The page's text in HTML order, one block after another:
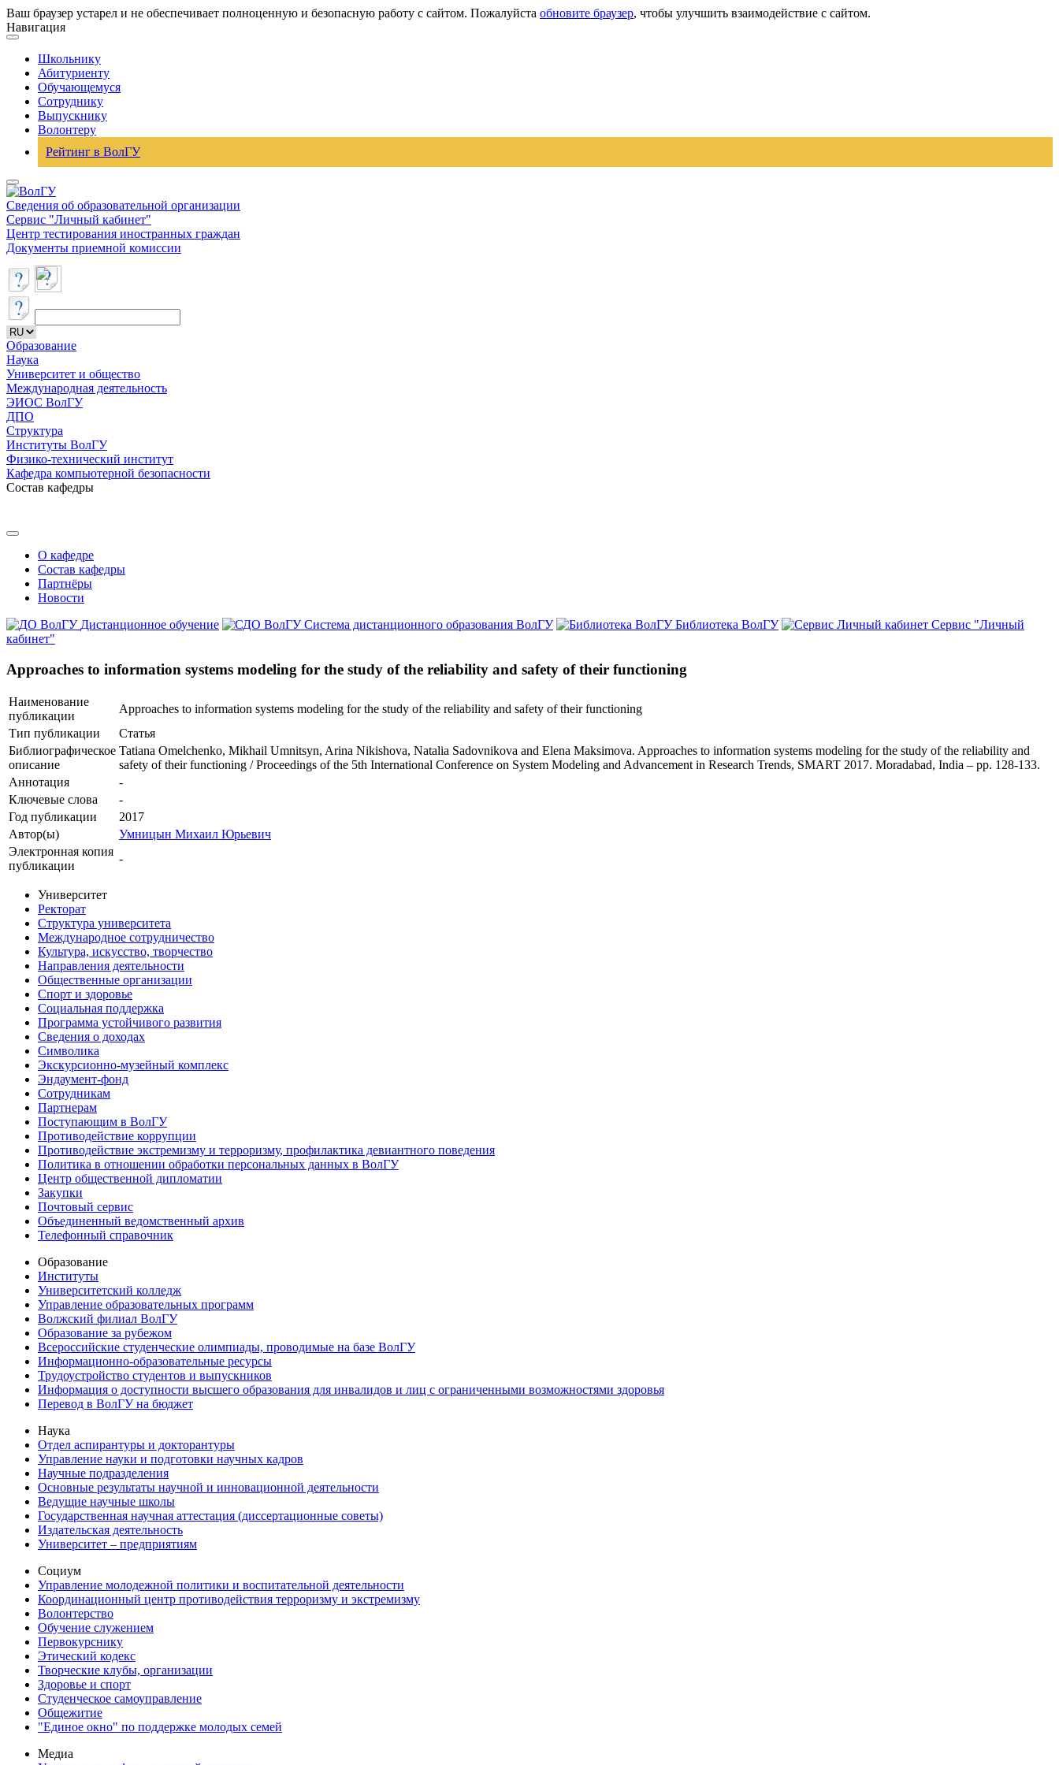
Ваш браузер устарел и не обеспечивает полноценную и безопасную работу с сайтом. Пожалуйста обновите браузер, чтобы улучшить взаимодействие с сайтом.
Навигация
Школьнику
Абитуриенту
Обучающемуся
Сотруднику
Выпускнику
Волонтеру
Рейтинг в ВолГУ
Сведения об образовательной организации
Сервис "Личный кабинет"
Центр тестирования иностранных граждан
Документы приемной комиссии
Образование
Наука
Университет и общество
Международная деятельность
ЭИОС ВолГУ
ДПО
Структура
Институты ВолГУ
Физико-технический институт
Кафедра компьютерной безопасности
Состав кафедры
О кафедре
Состав кафедры
Партнёры
Новости
Дистанционное обучение
Система дистанционного образования ВолГУ Библиотека ВолГУ
Сервис "Личный
кабинет"
Approaches to information systems modeling for the study of the reliability and safety of their functioning
Наименование
публикации
Approaches to information systems modeling for the study of the reliability and safety of their functioning
Тип публикации
Статья
Библиографическое
описание
Tatiana Omelchenko, Mikhail Umnitsyn, Arina Nikishova, Natalia Sadovnikova and Elena Maksimova. Approaches to information systems modeling for the study of the reliability and
safety of their functioning / Proceedings of the 5th International Conference on System Modeling and Advancement in Research Trends, SMART 2017. Moradabad, India – pp. 128-133.
Аннотация
-
Ключевые cлова
-
Год публикации
2017
Автор(ы)
Умницын Михаил Юрьевич
Электронная копия
публикации
-
Университет
Ректорат
Структура университета
Международное сотрудничество
Культура, искусство, творчество
Направления деятельности
Общественные организации
Спорт и здоровье
Социальная поддержка
Программа устойчивого развития
Сведения о доходах
Символика
Экскурсионно-музейный комплекс
Эндаумент-фонд
Сотрудникам
Партнерам
Поступающим в ВолГУ
Противодействие коррупции
Противодействие экстремизму и терроризму, профилактика девиантного поведения
Политика в отношении обработки персональных данных в ВолГУ
Центр общественной дипломатии
Закупки
Почтовый сервис
Объединенный ведомственный архив
Телефонный справочник
Образование
Институты
Университетский колледж
Управление образовательных программ
Волжский филиал ВолГУ
Образование за рубежом
Всероссийские студенческие олимпиады, проводимые на базе ВолГУ
Информационно-образовательные ресурсы
Трудоустройство студентов и выпускников
Информация о доступности высшего образования для инвалидов и лиц с ограниченными возможностями здоровья
Перевод в ВолГУ на бюджет
Наука
Отдел аспирантуры и докторантуры
Управление науки и подготовки научных кадров
Научные подразделения
Основные результаты научной и инновационной деятельности
Ведущие научные школы
Государственная научная аттестация (диссертационные советы)
Издательская деятельность
Университет – предприятиям
Социум
Управление молодежной политики и воспитательной деятельности
Координационный центр противодействия терроризму и экстремизму
Волонтерство
Обучение служением
Первокурснику
Этический кодекс
Творческие клубы, организации
Здоровье и спорт
Студенческое самоуправление
Общежитие
"Единое окно" по поддержке молодых семей
Медиа